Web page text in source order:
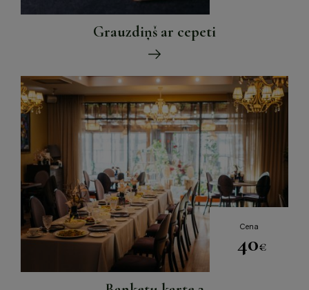
Grauzdiņš ar cepeti
Cena
40€